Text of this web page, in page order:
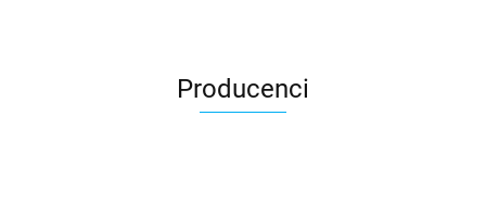
Producenci